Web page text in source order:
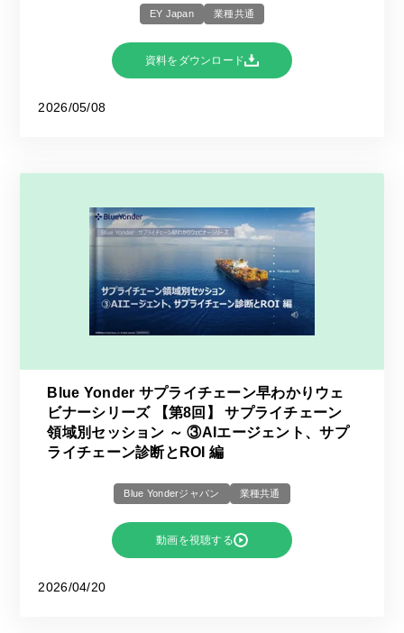
EY Japan 業種共通
資料をダウンロード
2026/05/08
Blue Yonder サプライチェーン早わかりウェ
ビナーシリーズ 【第8回】 サプライチェーン
領域別セッション ～ ③AIエージェント、サプ
ライチェーン診断とROI 編
Blue Yonderジャパン 業種共通
動画を視聴する
2026/04/20